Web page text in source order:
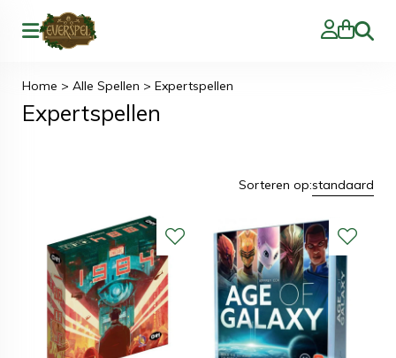
Zoeken
Home > Alle Spellen > Expertspellen
Expertspellen
Sorteren op:standaard